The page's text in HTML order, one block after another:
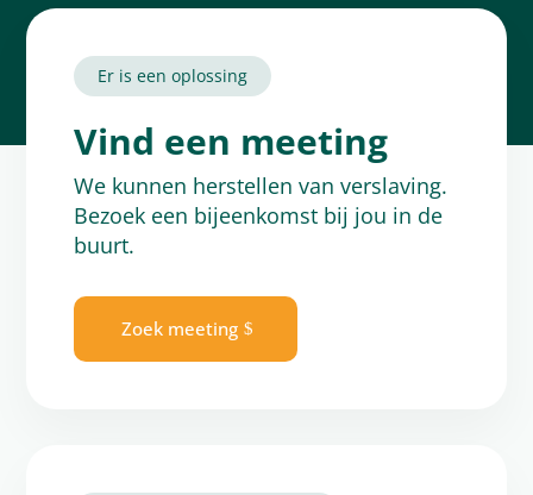
Er is een oplossing
Vind een meeting
We kunnen herstellen van verslaving.
Bezoek een bijeenkomst bij jou in de
buurt.
Zoek meeting